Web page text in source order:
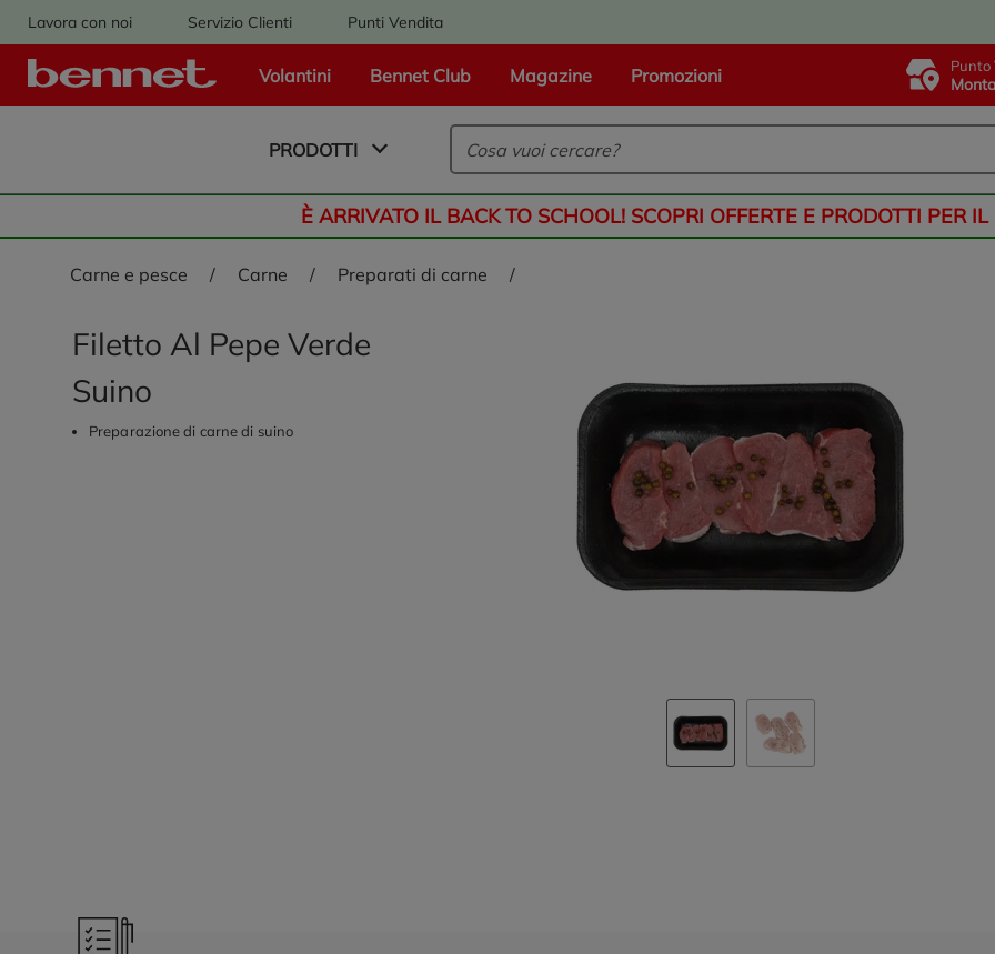
Lavora con noi Servizio Clienti Punti Vendita
Volantini Bennet Club Magazine Promozioni Punto
Logo Bennet - Torna alla homepage
PRODOTTI
È ARRIVATO IL BACK TO SCHOOL! SCOPRI OFFERTE E PRODOTTI PER
carne e pesce / carne / preparati di carne /
Filetto Al Pepe Verde
Suino
Preparazione di carne di suino